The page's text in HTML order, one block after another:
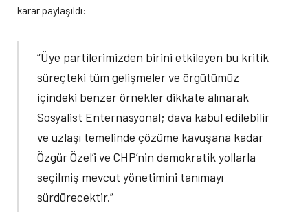
karar paylaşıldı:
“Üye partilerimizden birini etkileyen bu kritik
süreçteki tüm gelişmeler ve örgütümüz
içindeki benzer örnekler dikkate alınarak
Sosyalist Enternasyonal; dava kabul edilebilir
ve uzlaşı temelinde çözüme kavuşana kadar
Özgür Özel’i ve CHP’nin demokratik yollarla
seçilmiş mevcut yönetimini tanımayı
sürdürecektir.”